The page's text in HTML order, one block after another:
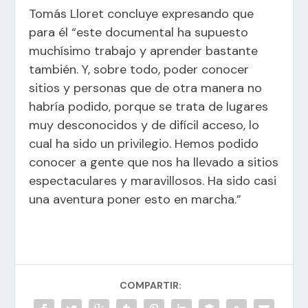
Tomás Lloret concluye expresando que
para él “este documental ha supuesto
muchísimo trabajo y aprender bastante
también. Y, sobre todo, poder conocer
sitios y personas que de otra manera no
habría podido, porque se trata de lugares
muy desconocidos y de difícil acceso, lo
cual ha sido un privilegio. Hemos podido
conocer a gente que nos ha llevado a sitios
espectaculares y maravillosos. Ha sido casi
una aventura poner esto en marcha.”
COMPARTIR: